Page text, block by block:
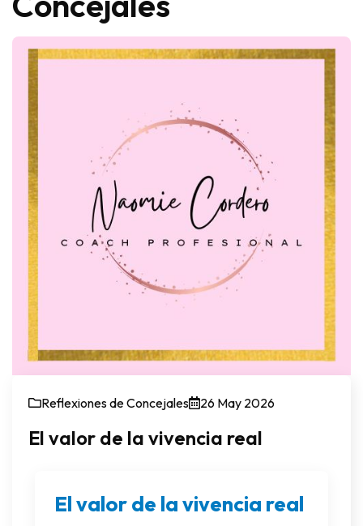
El valor de la vivencia real
Reflexiones de Concejales 26 May 2026
El valor de la vivencia real